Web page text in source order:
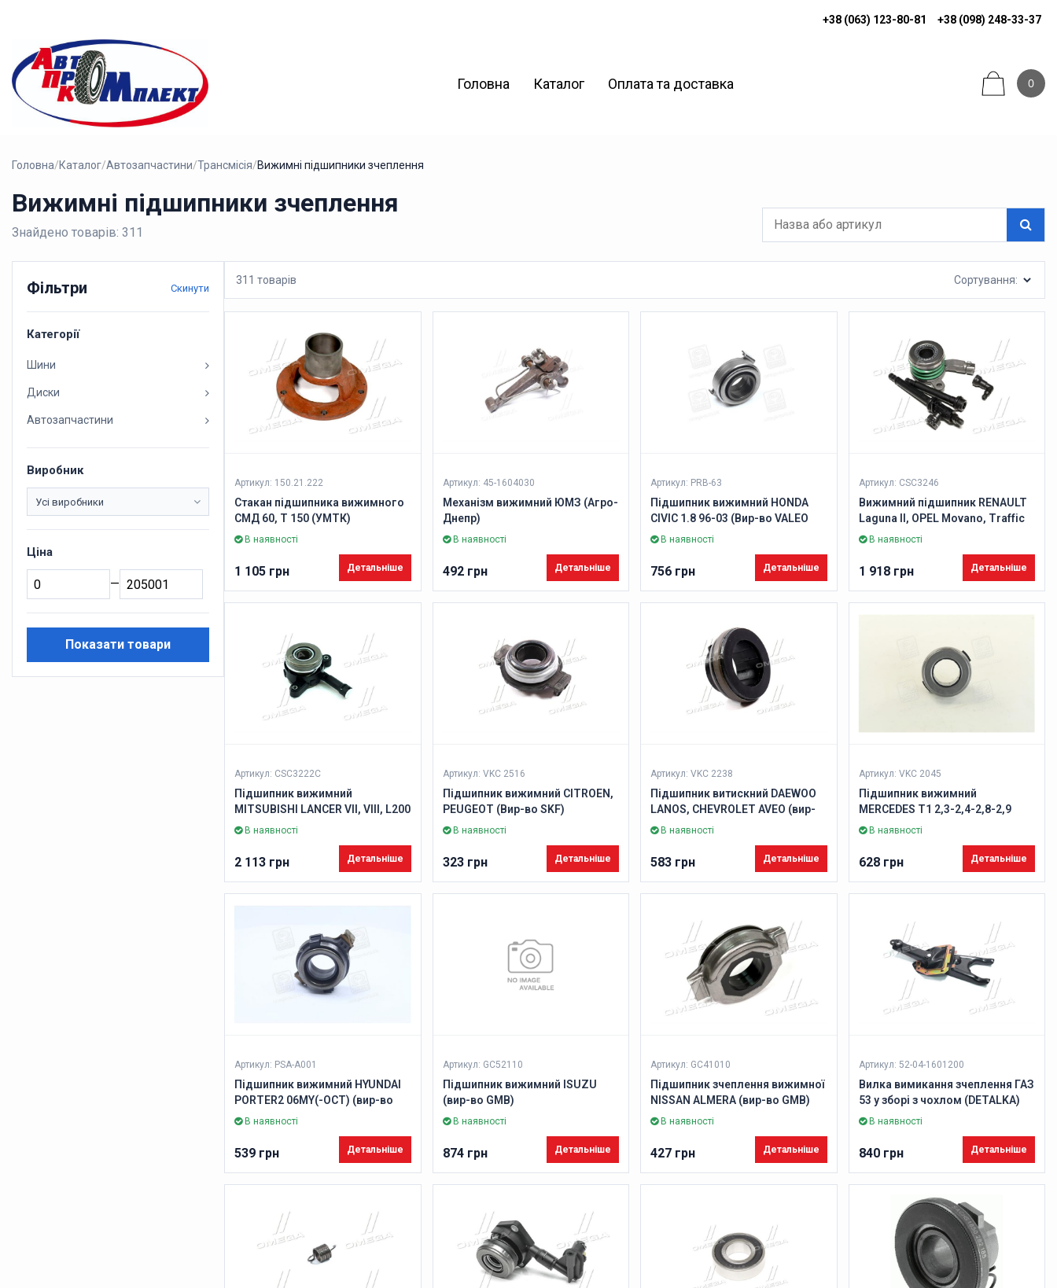
+38 (063) 123-80-81 +38 (098) 248-33-37
Головна Каталог Оплата та доставка 0
Головна/Каталог/Автозапчастини/Трансмісія/Вижимні підшипники зчеплення
Вижимні підшипники зчеплення
Знайдено товарів: 311
Фільтри Скинути
Категорії
Шини
Диски
Автозапчастини
Виробник
Ціна
—
Показати товари
311 товарів Сортування:
Артикул: 150.21.222
Стакан підшипника вижимного
СМД 60, Т 150 (УМТК)
В наявності
1 105 грн Детальніше
Артикул: 45-1604030
Механізм вижимний ЮМЗ (Агро-
Днепр)
В наявності
492 грн Детальніше
Артикул: PRB-63
Підшипник вижимний HONDA
CIVIC 1.8 96-03 (Вир-во VALEO
PHC)
В наявності
756 грн Детальніше
Артикул: CSC3246
Вижимний підшипник RENAULT
Laguna II, OPEL Movano, Traffic
1.9dCi (Вир-во VALEO PHC)
В наявності
1 918 грн Детальніше
Артикул: CSC3222C
Підшипник вижимний
MITSUBISHI LANCER VII, VIII, L200
/ TRITON, PEUGEOT 4007, 4008
В наявності
2 113 грн Детальніше
Артикул: VKC 2516
Підшипник вижимний CITROEN,
PEUGEOT (Вир-во SKF)
В наявності
323 грн Детальніше
Артикул: VKC 2238
Підшипник витискний DAEWOO
LANOS, CHEVROLET AVEO (вир-
во SKF)
В наявності
583 грн Детальніше
Артикул: VKC 2045
Підшипник вижимний
MERCEDES T1 2,3-2,4-2,8-2,9
(Вир-во SKF)
В наявності
628 грн Детальніше
Артикул: PSA-A001
Підшипник вижимний HYUNDAI
PORTER2 06MY(-OCT) (вир-во
PARTS-MALL, Korea)
В наявності
539 грн Детальніше
Артикул: GC52110
Підшипник вижимний ISUZU
(вир-во GMB)
В наявності
874 грн Детальніше
Артикул: GC41010
Підшипник зчеплення вижимної
NISSAN ALMERA (вир-во GMB)
В наявності
427 грн Детальніше
Артикул: 52-04-1601200
Вилка вимикання зчеплення ГАЗ
53 у зборі з чохлом (DETALKA)
В наявності
840 грн Детальніше